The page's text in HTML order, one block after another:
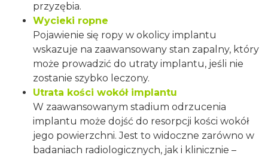
przyzębia.
Wycieki ropne
Pojawienie się ropy w okolicy implantu
wskazuje na zaawansowany stan zapalny, który
może prowadzić do utraty implantu, jeśli nie
zostanie szybko leczony.
Utrata kości wokół implantu
W zaawansowanym stadium odrzucenia
implantu może dojść do resorpcji kości wokół
jego powierzchni. Jest to widoczne zarówno w
badaniach radiologicznych, jak i klinicznie –